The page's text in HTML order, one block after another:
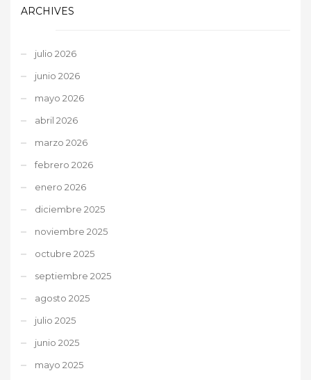
ARCHIVES
julio 2026
junio 2026
mayo 2026
abril 2026
marzo 2026
febrero 2026
enero 2026
diciembre 2025
noviembre 2025
octubre 2025
septiembre 2025
agosto 2025
julio 2025
junio 2025
mayo 2025